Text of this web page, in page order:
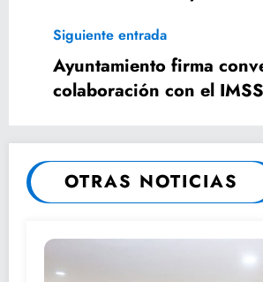
Siguiente entrada
Ayuntamiento firma
colaboración con el IMSS
OTRAS NOTICIAS